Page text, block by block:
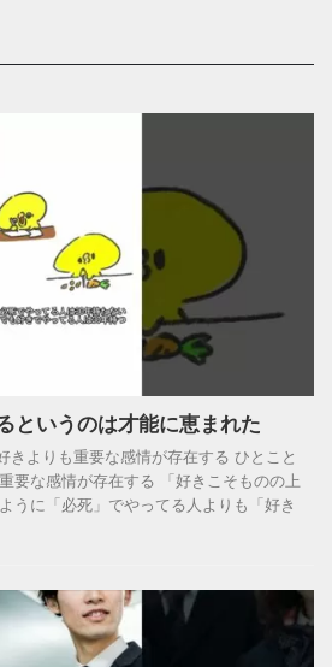
というのは才能に恵まれた
よりも重要な感情が存在する ひとこと
要な感情が存在する 「好きこそものの上
うに「必死」でやってる人よりも「好き